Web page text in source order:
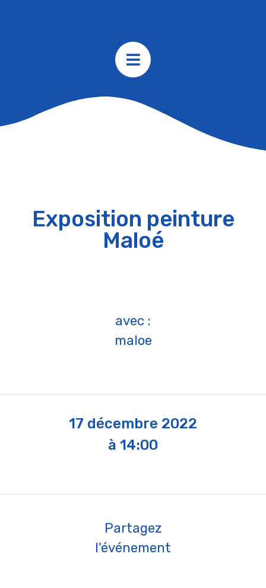
Exposition peinture
Maloé
avec :
maloe
17 décembre 2022
à 14:00
Partagez
l'événement